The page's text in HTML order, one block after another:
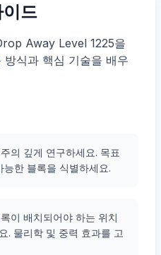
드
Away Level 1225을
식과 핵심 기술을 배우
의 깊게 연구하세요. 목표
한 블록을 식별하세요.
이 배치되어야 하는 위치
. 물리학 및 중력 효과를 고